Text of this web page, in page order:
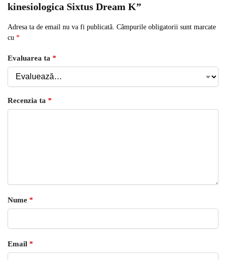
kinesiologica Sixtus Dream K”
Adresa ta de email nu va fi publicată. Câmpurile obligatorii sunt marcate
cu *
Evaluarea ta *
Recenzia ta *
Nume *
Email *